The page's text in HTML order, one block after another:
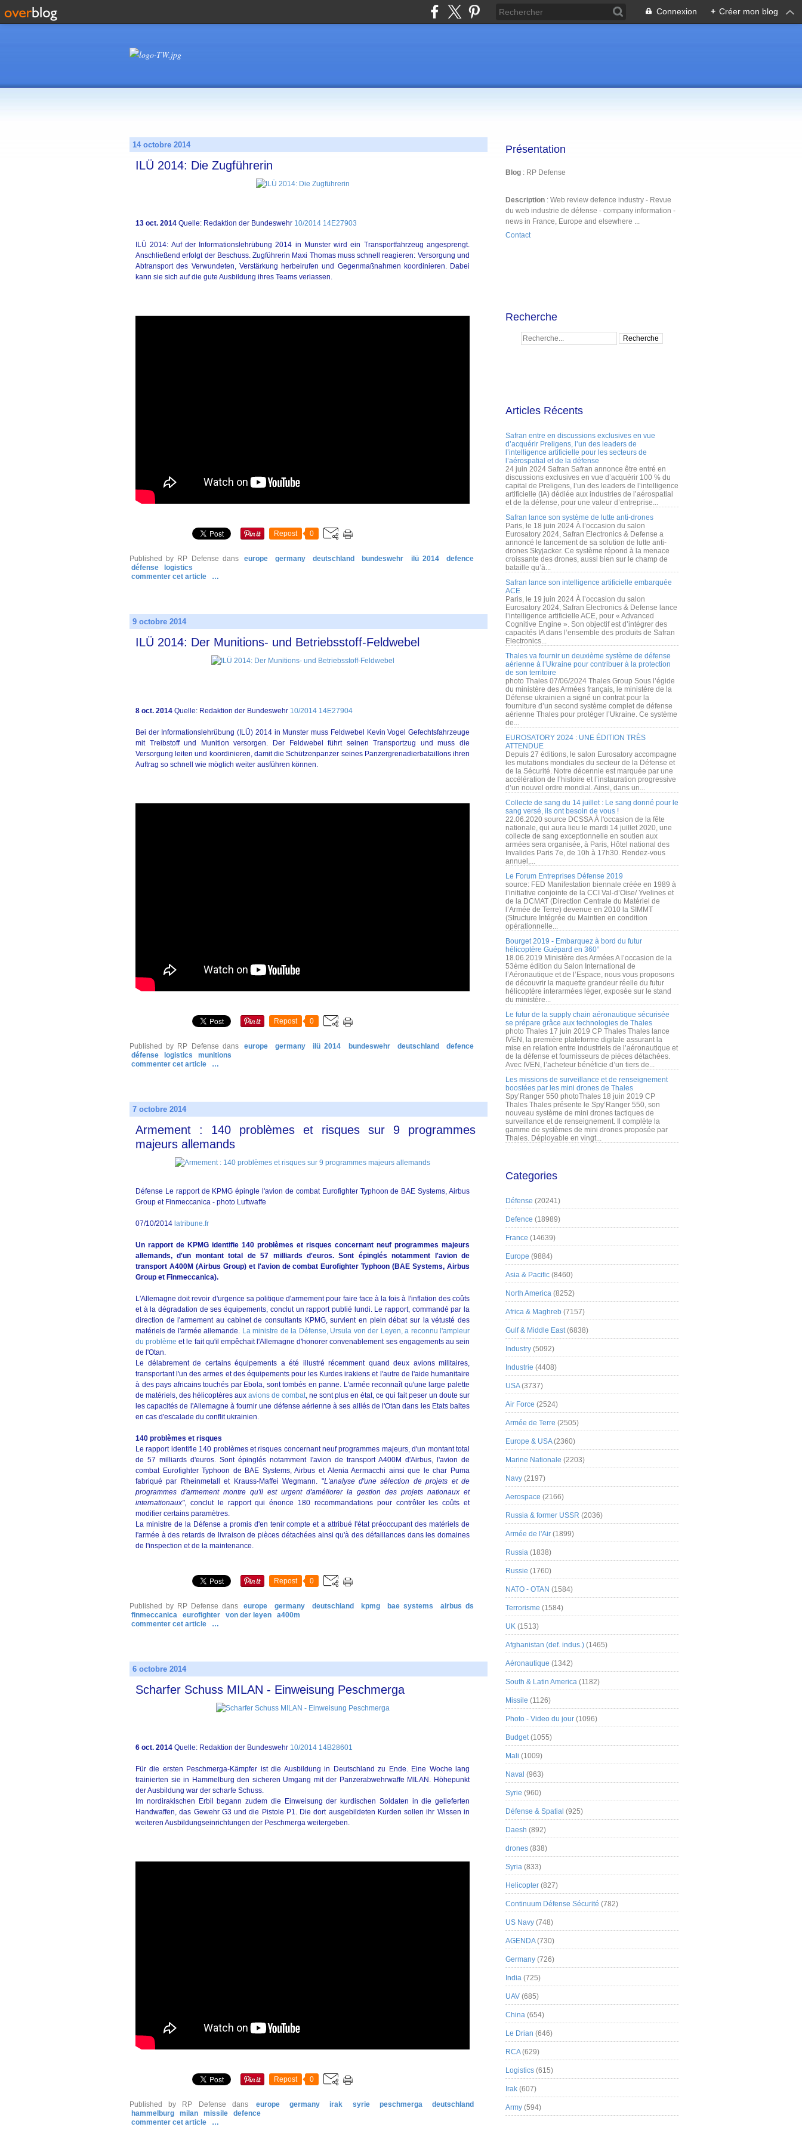
Connexion + Créer mon blog
14 octobre 2014
ILÜ 2014: Die Zugführerin
13 oct. 2014 Quelle: Redaktion der Bundeswehr 10/2014 14E27903
ILÜ 2014: Auf der Informationslehrübung 2014 in Munster wird ein Transportfahrzeug angesprengt.
Anschließend erfolgt der Beschuss. Zugführerin Maxi Thomas muss schnell reagieren: Versorgung und
Abtransport des Verwundeten, Verstärkung herbeirufen und Gegenmaßnahmen koordinieren. Dabei
kann sie sich auf die gute Ausbildung ihres Teams verlassen.
Repost 0
Published by RP Defense dans europe germany deutschland bundeswehr ilü 2014
defence
défense
logistics
commenter cet article
…
9 octobre 2014
ILÜ 2014: Der Munitions- und Betriebsstoff-Feldwebel
8 oct. 2014 Quelle: Redaktion der Bundeswehr 10/2014 14E27904
Bei der Informationslehrübung (ILÜ) 2014 in Munster muss Feldwebel Kevin Vogel Gefechtsfahrzeuge
mit Treibstoff und Munition versorgen. Der Feldwebel führt seinen Transportzug und muss die
Versorgung leiten und koordinieren, damit die Schützenpanzer seines Panzergrenadierbataillons ihren
Auftrag so schnell wie möglich weiter ausführen können.
Repost 0
Published by RP Defense dans europe germany ilü 2014 bundeswehr deutschland
defence
défense
logistics
munitions
commenter cet article
…
7 octobre 2014
Armement : 140 problèmes et risques sur 9 programmes
majeurs allemands
Défense Le rapport de KPMG épingle l'avion de combat Eurofighter Typhoon de BAE Systems, Airbus
Group et Finmeccanica - photo Luftwaffe
07/10/2014 latribune.fr
Un rapport de KPMG identifie 140 problèmes et risques concernant neuf programmes majeurs
allemands, d'un montant total de 57 milliards d'euros. Sont épinglés notamment l'avion de
transport A400M (Airbus Group) et l'avion de combat Eurofighter Typhoon (BAE Systems, Airbus
Group et Finmeccanica).
L'Allemagne doit revoir d'urgence sa politique d'armement pour faire face à la fois à l'inflation des coûts
et à la dégradation de ses équipements, conclut un rapport publié lundi. Le rapport, commandé par la
direction de l'armement au cabinet de consultants KPMG, survient en plein débat sur la vétusté des
matériels de l'armée allemande. La ministre de la Défense, Ursula von der Leyen, a reconnu l'ampleur
du problème et le fait qu'il empêchait l'Allemagne d'honorer convenablement ses engagements au sein
de l'Otan.
Le délabrement de certains équipements a été illustré récemment quand deux avions militaires,
transportant l'un des armes et des équipements pour les Kurdes irakiens et l'autre de l'aide humanitaire
à des pays africains touchés par Ebola, sont tombés en panne. L'armée reconnaît qu'une large palette
de matériels, des hélicoptères aux avions de combat, ne sont plus en état, ce qui fait peser un doute sur
les capacités de l'Allemagne à fournir une défense aérienne à ses alliés de l'Otan dans les Etats baltes
en cas d'escalade du conflit ukrainien.
140 problèmes et risques
Le rapport identifie 140 problèmes et risques concernant neuf programmes majeurs, d'un montant total
de 57 milliards d'euros. Sont épinglés notamment l'avion de transport A400M d'Airbus, l'avion de
combat Eurofighter Typhoon de BAE Systems, Airbus et Alenia Aermacchi ainsi que le char Puma
fabriqué par Rheinmetall et Krauss-Maffei Wegmann. "L'analyse d'une sélection de projets et de
programmes d'armement montre qu'il est urgent d'améliorer la gestion des projets nationaux et
internationaux", conclut le rapport qui énonce 180 recommandations pour contrôler les coûts et
modifier certains paramètres.
La ministre de la Défense a promis d'en tenir compte et a attribué l'état préoccupant des matériels de
l'armée à des retards de livraison de pièces détachées ainsi qu'à des défaillances dans les domaines
de l'inspection et de la maintenance.
Repost 0
Published by RP Defense dans europe germany deutschland kpmg bae systems
airbus ds
finmeccanica
eurofighter von der leyen
a400m
commenter cet article
…
6 octobre 2014
Scharfer Schuss MILAN - Einweisung Peschmerga
6 oct. 2014 Quelle: Redaktion der Bundeswehr 10/2014 14B28601
Für die ersten Peschmerga-Kämpfer ist die Ausbildung in Deutschland zu Ende. Eine Woche lang
trainierten sie in Hammelburg den sicheren Umgang mit der Panzerabwehrwaffe MILAN. Höhepunkt
der Ausbildung war der scharfe Schuss.
Im nordirakischen Erbil begann zudem die Einweisung der kurdischen Soldaten in die gelieferten
Handwaffen, das Gewehr G3 und die Pistole P1. Die dort ausgebildeten Kurden sollen ihr Wissen in
weiteren Ausbildungseinrichtungen der Peschmerga weitergeben.
Repost 0
Published by RP Defense dans europe germany irak syrie peschmerga
deutschland
hammelburg
milan missile
defence
commenter cet article
…
Présentation
Blog : RP Defense
Description : Web review defence industry - Revue
du web industrie de défense - company information -
news in France, Europe and elsewhere ...
Contact
Recherche
Articles Récents
Safran entre en discussions exclusives en vue
d’acquérir Preligens, l’un des leaders de
l’intelligence artificielle pour les secteurs de
l’aérospatial et de la défense
24 juin 2024 Safran Safran annonce être entré en
discussions exclusives en vue d’acquérir 100 % du
capital de Preligens, l’un des leaders de l’intelligence
artificielle (IA) dédiée aux industries de l’aérospatial
et de la défense, pour une valeur d’entreprise...
Safran lance son système de lutte anti-drones
Paris, le 18 juin 2024 À l’occasion du salon
Eurosatory 2024, Safran Electronics & Defense a
annoncé le lancement de sa solution de lutte anti-
drones Skyjacker. Ce système répond à la menace
croissante des drones, aussi bien sur le champ de
bataille qu’à...
Safran lance son intelligence artificielle embarquée
ACE
Paris, le 19 juin 2024 À l’occasion du salon
Eurosatory 2024, Safran Electronics & Defense lance
l’intelligence artificielle ACE, pour « Advanced
Cognitive Engine ». Son objectif est d’intégrer des
capacités IA dans l’ensemble des produits de Safran
Electronics...
Thales va fournir un deuxième système de défense
aérienne à l’Ukraine pour contribuer à la protection
de son territoire
photo Thales 07/06/2024 Thales Group Sous l’égide
du ministère des Armées français, le ministère de la
Défense ukrainien a signé un contrat pour la
fourniture d’un second système complet de défense
aérienne Thales pour protéger l’Ukraine. Ce système
de...
EUROSATORY 2024 : UNE ÉDITION TRÈS
ATTENDUE
Depuis 27 éditions, le salon Eurosatory accompagne
les mutations mondiales du secteur de la Défense et
de la Sécurité. Notre décennie est marquée par une
accélération de l’histoire et l’instauration progressive
d’un nouvel ordre mondial. Ainsi, dans un...
Collecte de sang du 14 juillet : Le sang donné pour le
sang versé, ils ont besoin de vous !
22.06.2020 source DCSSA À l'occasion de la fête
nationale, qui aura lieu le mardi 14 juillet 2020, une
collecte de sang exceptionnelle en soutien aux
armées sera organisée, à Paris, Hôtel national des
Invalides Paris 7e, de 10h à 17h30. Rendez-vous
annuel,...
Le Forum Entreprises Défense 2019
source: FED Manifestation biennale créée en 1989 à
l’initiative conjointe de la CCI Val-d’Oise/ Yvelines et
de la DCMAT (Direction Centrale du Matériel de
l’Armée de Terre) devenue en 2010 la SIMMT
(Structure Intégrée du Maintien en condition
opérationnelle...
Bourget 2019 - Embarquez à bord du futur
hélicoptère Guépard en 360°
18.06.2019 Ministère des Armées A l’occasion de la
53ème édition du Salon International de
l’Aéronautique et de l’Espace, nous vous proposons
de découvrir la maquette grandeur réelle du futur
hélicoptère interarmées léger, exposée sur le stand
du ministère...
Le futur de la supply chain aéronautique sécurisée
se prépare grâce aux technologies de Thales
photo Thales 17 juin 2019 CP Thales Thales lance
IVEN, la première plateforme digitale assurant la
mise en relation entre industriels de l’aéronautique et
de la défense et fournisseurs de pièces détachées.
Avec IVEN, l’acheteur bénéficie d’un tiers de...
Les missions de surveillance et de renseignement
boostées par les mini drones de Thales
Spy’Ranger 550 photoThales 18 juin 2019 CP
Thales Thales présente le Spy’Ranger 550, son
nouveau système de mini drones tactiques de
surveillance et de renseignement. Il complète la
gamme de systèmes de mini drones proposée par
Thales. Déployable en vingt...
Categories
Défense (20241)
Defence (18989)
France (14639)
Europe (9884)
Asia & Pacific (8460)
North America (8252)
Africa & Maghreb (7157)
Gulf & Middle East(6838)
Industry (5092)
Industrie (4408)
USA(3737)
Air Force (2524)
Armée de Terre (2505)
Europe & USA(2360)
Marine Nationale (2203)
Navy (2197)
Aerospace (2166)
Russia & former USSR (2036)
Armée de l'Air (1899)
Russia (1838)
Russie (1760)
NATO - OTAN (1584)
Terrorisme (1584)
UK (1513)
Afghanistan (def. indus.) (1465)
Aéronautique (1342)
South & Latin America (1182)
Missile (1126)
Photo - Video du jour (1096)
Budget(1055)
Mali (1009)
Naval (963)
Syrie (960)
Défense & Spatial (925)
Daesh (892)
drones (838)
Syria (833)
Helicopter (827)
Continuum Défense Sécurité (782)
US Navy (748)
AGENDA(730)
Germany (726)
India (725)
UAV (685)
China (654)
Le Drian (646)
RCA(629)
Logistics (615)
Irak (607)
Army (594)